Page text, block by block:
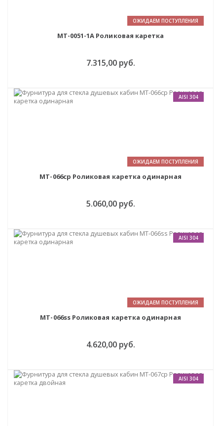
ОЖИДАЕМ ПОСТУПЛЕНИЯ
MT-0051-1A Роликовая каретка
7.315,00 руб.
ОЖИДАЕМ ПОСТУПЛЕНИЯ
AISI 304
MT-066cp Роликовая каретка одинарная
5.060,00 руб.
ОЖИДАЕМ ПОСТУПЛЕНИЯ
AISI 304
MT-066ss Роликовая каретка одинарная
4.620,00 руб.
AISI 304